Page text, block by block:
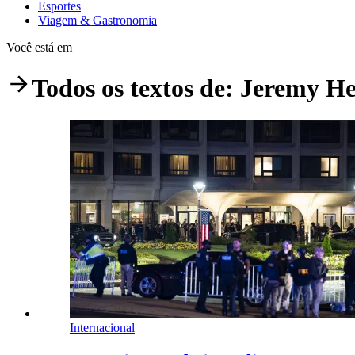
Esportes
Viagem & Gastronomia
Você está em
Todos os textos de: Jeremy
Internacional